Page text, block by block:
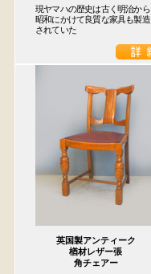
現ヤマハの歴史は古く明治から
昭和にかけて良質な家具も製造
されていた
英国製アンティーク
楢材レザー張
角チェアー